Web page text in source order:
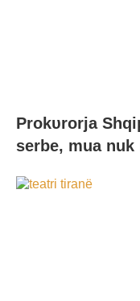
Prokυrorja
serbe, mua nuk